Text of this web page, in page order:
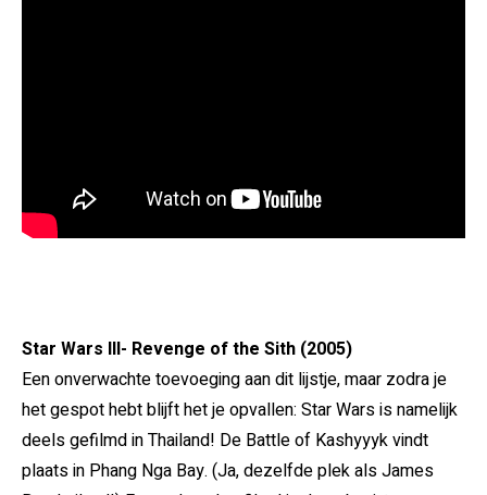
Star Wars III- Revenge of the Sith (2005)
Een onverwachte toevoeging aan dit lijstje, maar zodra je
het gespot hebt blijft het je opvallen: Star Wars is namelijk
deels gefilmd in Thailand! De Battle of Kashyyyk vindt
plaats in Phang Nga Bay. (Ja, dezelfde plek als James